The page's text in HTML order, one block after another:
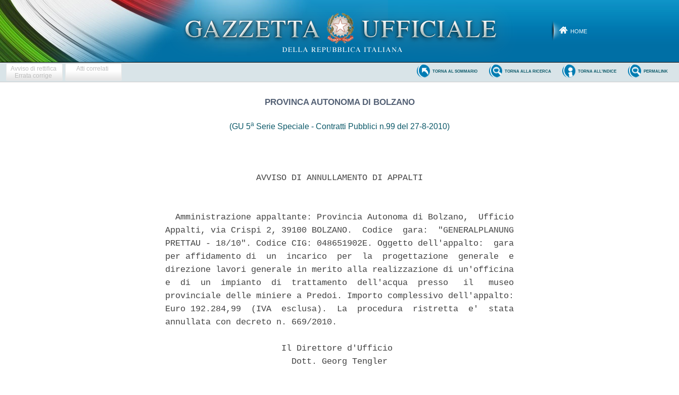
HOME
Avviso di rettifica
Errata corrige
Atti correlati PERMALINK
TORNA ALL'INDICE
TORNA ALLA RICERCA
TORNA AL SOMMARIO
PROVINCA AUTONOMA DI BOLZANO
(GU 5a Serie Speciale - Contratti Pubblici n.99 del 27-8-2010)
                  AVVISO DI ANNULLAMENTO DI APPALTI
  Amministrazione appaltante: Provincia Autonoma di Bolzano,  Ufficio
Appalti, via Crispi 2, 39100 BOLZANO.  Codice  gara:  "GENERALPLANUNG
PRETTAU - 18/10". Codice CIG: 048651902E. Oggetto dell'appalto:  gara
per affidamento di  un  incarico  per  la  progettazione  generale  e
direzione lavori generale in merito alla realizzazione di un'officina
e  di  un  impianto  di  trattamento  dell'acqua  presso   il   museo
provinciale delle miniere a Predoi. Importo complessivo dell'appalto:
Euro 192.284,99  (IVA  esclusa).  La  procedura  ristretta  e'  stata
annullata con decreto n. 669/2010.
                       Il Direttore d'Ufficio
                         Dott. Georg Tengler